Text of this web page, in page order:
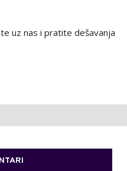
uz nas i pratite dešavanja